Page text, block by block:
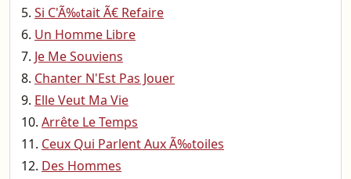
Si C'Ã‰tait Ã€ Refaire
Un Homme Libre
Je Me Souviens
Chanter N'Est Pas Jouer
Elle Veut Ma Vie
Arrête Le Temps
Ceux Qui Parlent Aux Ã‰toiles
Des Hommes